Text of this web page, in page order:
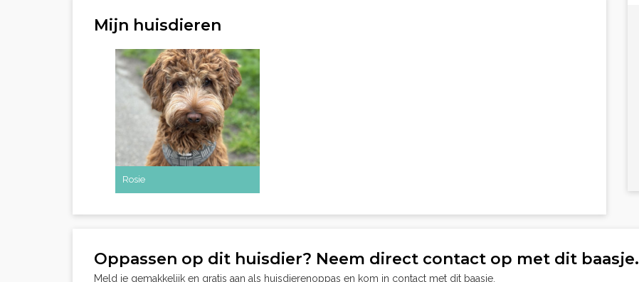
Mijn huisdieren
Rosie
Oppassen op dit huisdier? Neem direct contact op met dit baasje.
Meld je gemakkelijk en gratis aan als huisdierenoppas en kom in contact met dit baasje.